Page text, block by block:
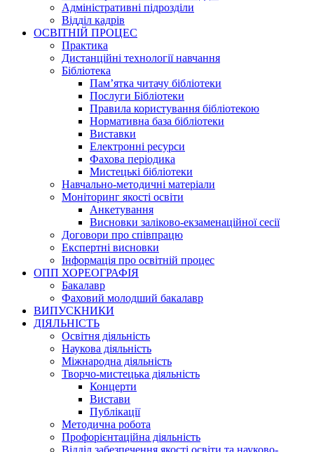
Адміністративні підрозділи
Відділ кадрів
ОСВІТНІЙ ПРОЦЕС
Практика
Дистанційні технології навчання
Бібліотека
Пам’ятка читачу бібліотеки
Послуги Бібліотеки
Правила користування бібліотекою
Нормативна база бібліотеки
Виставки
Електронні ресурси
Фахова періодика
Мистецькі бібліотеки
Навчально-методичні матеріали
Моніторинг якості освіти
Анкетування
Висновки заліково-екзаменаційної сесії
Договори про співпрацю
Експертні висновки
Інформація про освітній процес
ОПП ХОРЕОГРАФІЯ
Бакалавр
Фаховий молодший бакалавр
ВИПУСКНИКИ
ДІЯЛЬНІСТЬ
Освітня діяльність
Наукова діяльність
Міжнародна діяльність
Творчо-мистецька діяльність
Концерти
Вистави
Публікації
Методична робота
Профорієнтаційна діяльність
Відділ забезпечення якості освіти та науково-